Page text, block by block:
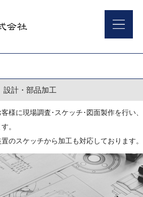
設計・部品加工
様に現場調査･スケッチ･図面製作を行い、
。
のスケッチから加工も対応しております。